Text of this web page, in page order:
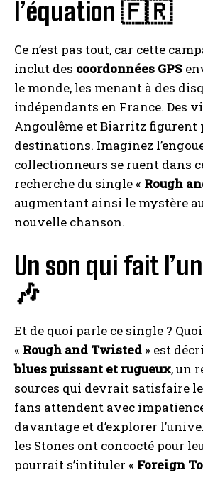
l’équation 🇫🇷
Ce n’est pas tout, car cette
inclut des coordonnées GPS
le monde, les menant à des
indépendants en France. Des
Angoulême et Biarritz figurent
destinations. Imaginez
collectionneurs se ruent dans
recherche du single « Rough
augmentant ainsi le mystère
nouvelle chanson.
Un son qui fait
🎶
Et de quoi parle ce single ?
« Rough and Twisted » est
blues puissant et rugueux, un
sources qui devrait satisfaire
fans attendent avec
davantage et d’explorer
les Stones ont concocté pour
pourrait s’intituler « Foreign